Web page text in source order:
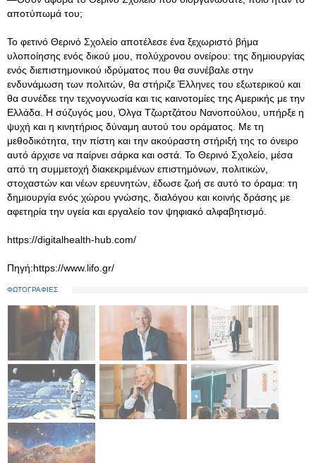
αποτύπωμά του;
Το φετινό Θερινό Σχολείο αποτέλεσε ένα ξεχωριστό βήμα
υλοποίησης ενός δικού μου, πολύχρονου ονείρου: της δημιουργίας
ενός διεπιστημονικού ιδρύματος που θα συνέβαλε στην
ενδυνάμωση των πολιτών, θα στήριζε Έλληνες του εξωτερικού και
θα συνέδεε την τεχνογνωσία και τις καινοτομίες της Αμερικής με την
Ελλάδα. Η σύζυγός μου, Όλγα Τζωρτζάτου Νανοπούλου, υπήρξε η
ψυχή και η κινητήριος δύναμη αυτού του οράματος. Με τη
μεθοδικότητα, την πίστη και την ακούραστη στήριξή της το όνειρο
αυτό άρχισε να παίρνει σάρκα και οστά. Το Θερινό Σχολείο, μέσα
από τη συμμετοχή διακεκριμένων επιστημόνων, πολιτικών,
στοχαστών και νέων ερευνητών, έδωσε ζωή σε αυτό το όραμα: τη
δημιουργία ενός χώρου γνώσης, διαλόγου και κοινής δράσης με
αφετηρία την υγεία και εργαλείο τον ψηφιακό αλφαβητισμό.
https://digitalhealth-hub.com/
Πηγή:https://www.lifo.gr/
ΦΩΤΟΓΡΑΦΙΕΣ